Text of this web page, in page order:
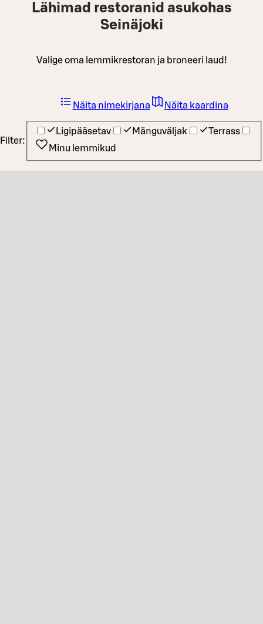
Lähimad restoranid asukohas
Seinäjoki
Valige oma lemmikrestoran ja broneeri laud!
Filter:
Ligipääsetav Mänguväljak
Terrass
Minu lemmikud
Näita nimekirjana Näita kaardina